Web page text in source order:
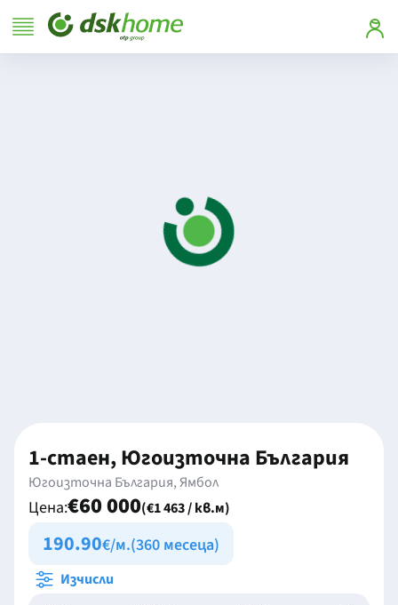
1-стаен, Югоизточна България
Югоизточна България, Ямбол
Цена:€60 000(€1 463 / кв.м)
190.90€/м.(360 месеца)
Изчисли